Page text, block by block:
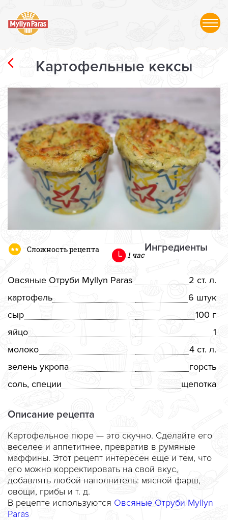
Картофельные кексы
Сложность рецепта
1 час
Ингредиенты
Овсяные Отруби Myllyn Paras
2 ст. л.
картофель
6 штук
сыр
100 г
яйцо
1
молоко
4 ст. л.
зелень укропа
горсть
соль, специи
щепотка
Описание рецепта
Картофельное пюре — это скучно. Сделайте его
веселее и аппетитнее, превратив в румяные
маффины. Этот рецепт интересен еще и тем, что
его можно корректировать на свой вкус,
добавлять любой наполнитель: мясной фарш,
овощи, грибы и т. д.
В рецепте используются Овсяные Отруби Myllyn
Paras